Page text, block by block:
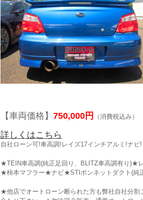
【車両価格】 750,000円 （消費税込み）
詳しくはこちら
自社ローン可!車高調!レイズ17インチアルミ!ナビ
★TEIN車高調(純正足回り、BLITZ車高調有り)★
★柿本マフラー★ナビ★STIボンネットダクト(純
★他店でオートローン断られた方も弊社自社分